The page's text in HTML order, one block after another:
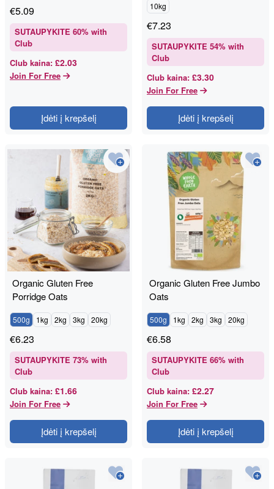
€5.09
SUTAUPYKITE 60% with
Club
Club kaina: £2.03
Join For Free
Įdėti į krepšelį
10kg
€7.23
SUTAUPYKITE 54% with
Club
Club kaina: £3.30
Join For Free
Įdėti į krepšelį
Organic Gluten Free
Porridge Oats
500g 1kg 2kg 3kg 20kg
€6.23
SUTAUPYKITE 73% with
Club
Club kaina: £1.66
Join For Free
Įdėti į krepšelį
Organic Gluten Free Jumbo
Oats
500g 1kg 2kg 3kg 20kg
€6.58
SUTAUPYKITE 66% with
Club
Club kaina: £2.27
Join For Free
Įdėti į krepšelį